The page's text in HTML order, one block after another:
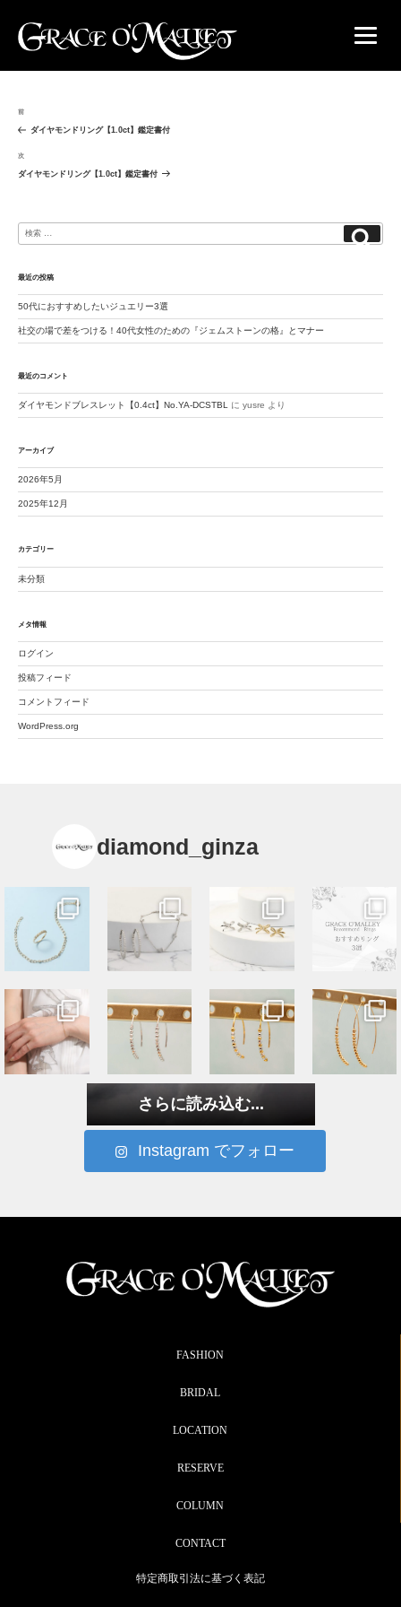
稿
ナ
ゲ
ー
過
去
投
稿
前
ダイヤモンドリング【1.0ct】鑑定書付
次
の
次
ダイヤモンドリング【1.0ct】鑑定書付
索:
索
最近の投稿
50代におすすめしたいジュエリー3選
社交の場で差をつける！40代女性のための『ジェムストーンの格』とマナー
最近のコメント
ダイヤモンドブレスレット【0.4ct】No.YA-DCSTBL に yusre より
アーカイブ
2026年5月
2025年12月
カテゴリー
未分類
メタ情報
ログイン
投稿フィード
コメントフィード
WordPress.org
diamond_ginza
さらに読み込む...
Instagram でフォロー
FASHION
BRIDAL
LOCATION
RESERVE
COLUMN
CONTACT
特定商取引法に基づく表記